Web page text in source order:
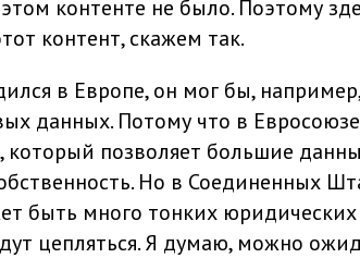
этом контенте не было. Поэтому
контент, скажем так.
в Европе, он мог бы,
данных. Потому что в
позволяет большие
Но в Соединенных
быть много тонких
цепляться. Я думаю, можно